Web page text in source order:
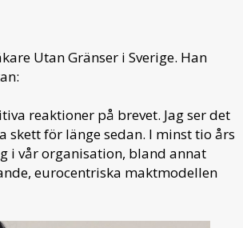
Utan Gränser i Sverige. Han
reaktioner på brevet. Jag ser det
skett för länge sedan. I minst tio års
i vår organisation, bland annat
eurocentriska maktmodellen